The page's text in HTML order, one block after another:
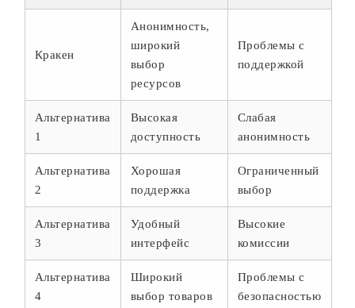
Кракен
Анонимность,
широкий
выбор
ресурсов
Проблемы с
поддержкой
Альтернатива
1
Высокая
доступность
Слабая
анонимность
Альтернатива
2
Хорошая
поддержка
Ограниченный
выбор
Альтернатива
3
Удобный
интерфейс
Высокие
комиссии
Альтернатива
4
Широкий
выбор товаров
Проблемы с
безопасностью